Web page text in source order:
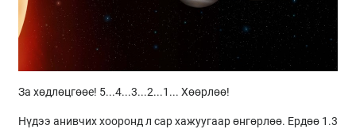
За хөдлөцгөөе! 5...4...3...2...1... Хөөрлөө!
Нүдээ анивчих хооронд л сар хажуугаар өнгөрлөө. Ердөө 1.3